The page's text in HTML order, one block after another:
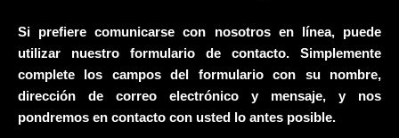
Si prefiere comunicarse con nosotros en línea, puede
utilizar nuestro formulario de contacto. Simplemente
complete los campos del formulario con su nombre,
dirección de correo electrónico y mensaje, y nos
pondremos en contacto con usted lo antes posible.